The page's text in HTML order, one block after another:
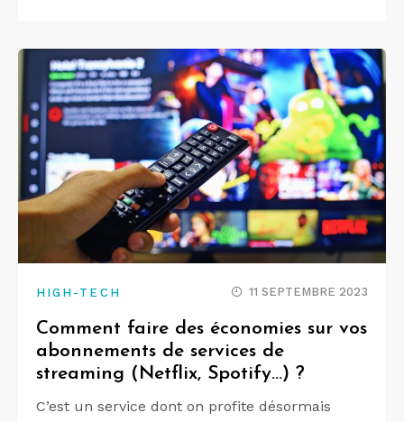
HIGH-TECH 11 SEPTEMBRE 2023
Comment faire des économies sur vos
abonnements de services de
streaming (Netflix, Spotify…) ?
C’est un service dont on profite désormais